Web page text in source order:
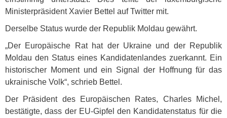
Ministerpräsident Xavier Bettel auf Twitter mit.
Derselbe Status wurde der Republik Moldau gewährt.
„Der Europäische Rat hat der Ukraine und der Republik
Moldau den Status eines Kandidatenlandes zuerkannt. Ein
historischer Moment und ein Signal der Hoffnung für das
ukrainische Volk“, schrieb Bettel.
Der Präsident des Europäischen Rates, Charles Michel,
bestätigte, dass der EU-Gipfel den Kandidatenstatus für die